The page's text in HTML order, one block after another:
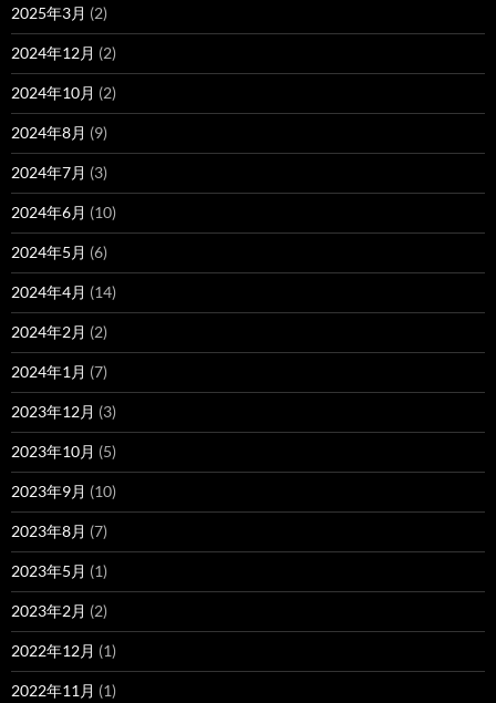
2025年3月 (2)
2024年12月 (2)
2024年10月 (2)
2024年8月 (9)
2024年7月 (3)
2024年6月 (10)
2024年5月 (6)
2024年4月 (14)
2024年2月 (2)
2024年1月 (7)
2023年12月 (3)
2023年10月 (5)
2023年9月 (10)
2023年8月 (7)
2023年5月 (1)
2023年2月 (2)
2022年12月 (1)
2022年11月 (1)